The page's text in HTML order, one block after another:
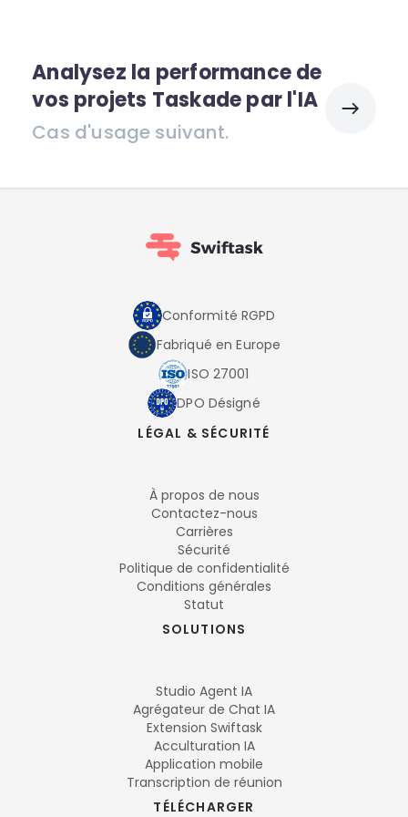
Analysez la performance de
vos projets Taskade par l'IA
Cas d'usage suivant.
Conformité RGPD
Fabriqué en Europe
ISO 27001
DPO Désigné
LÉGAL & SÉCURITÉ
À propos de nous
Contactez-nous
Carrières
Sécurité
Politique de confidentialité
Conditions générales
Statut
SOLUTIONS
Studio Agent IA
Agrégateur de Chat IA
Extension Swiftask
Acculturation IA
Application mobile
Transcription de réunion
TÉLÉCHARGER